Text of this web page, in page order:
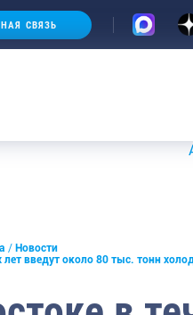
СВЯЗЬ
Новости
лет введут около 80 тыс. тонн